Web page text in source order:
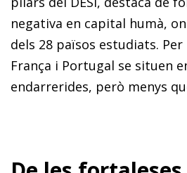
negativa en capital humà,
dels 28 països estudiats. Per
França i Portugal se situen
endarrerides, però menys